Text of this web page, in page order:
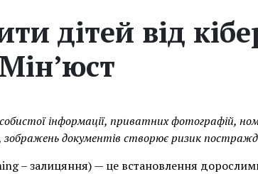
дітей від
інформації, приватних фотографій,
зображень документів створює ризик
– залицяння) — це встановлення